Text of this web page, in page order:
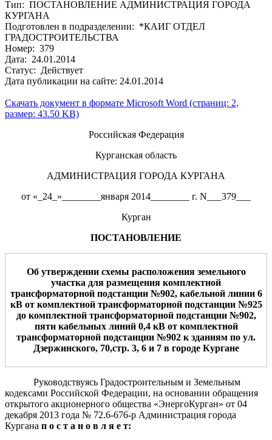
Тип: ПОСТАНОВЛЕНИЕ АДМИНИСТРАЦИЯ ГОРОДА
КУРГАНА
Подготовлен в подразделении: *КАИГ ОТДЕЛ
ГРАДОСТРОИТЕЛЬСТВА
Номер: 379
Дата: 24.01.2014
Статус: Действует
Дата публикации на сайте: 24.01.2014
Скачать документ в формате Microsoft Word (страниц: 2,
размер: 43.50 KB)
Российская Федерация
Курганская область
АДМИНИСТРАЦИЯ ГОРОДА КУРГАНА
от «_24_»________января 2014________ г. N___379___
Курган
ПОСТАНОВЛЕНИЕ
Об утверждении схемы расположения земельного
участка для размещения комплектной
трансформаторной подстанции №902, кабельной линии 6
кВ от комплектной трансформаторной подстанции №925
до комплектной трансформаторной подстанции №902,
пяти кабельных линий 0,4 кВ от комплектной
трансформаторной подстанции №902 к зданиям по ул.
Дзержинского, 70,стр. 3, 6 и 7 в городе Кургане
Руководствуясь Градостроительным и Земельным
кодексами Российской Федерации, на основании обращения
открытого акционерного общества «ЭнергоКурган» от 04
декабря 2013 года № 72.6-676-р Администрация города
Кургана п о с т а н о в л я е т: